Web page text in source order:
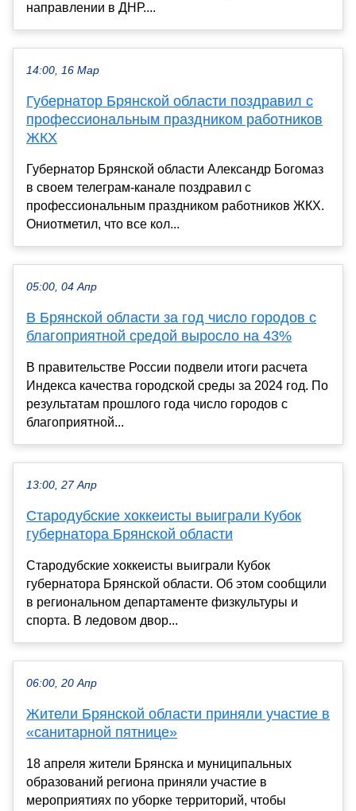
направлении в ДНР....
14:00, 16 Мар
Губернатор Брянской области поздравил с
профессиональным праздником работников
ЖКХ
Губернатор Брянской области Александр Богомаз
в своем телеграм-канале поздравил с
профессиональным праздником работников ЖКХ.
Ониотметил, что все кол...
05:00, 04 Апр
В Брянской области за год число городов с
благоприятной средой выросло на 43%
В правительстве России подвели итоги расчета
Индекса качества городской среды за 2024 год. По
результатам прошлого года число городов с
благоприятной...
13:00, 27 Апр
Стародубские хоккеисты выиграли Кубок
губернатора Брянской области
Стародубские хоккеисты выиграли Кубок
губернатора Брянской области. Об этом сообщили
в региональном департаменте физкультуры и
спорта. В ледовом двор...
06:00, 20 Апр
Жители Брянской области приняли участие в
«санитарной пятнице»
18 апреля жители Брянска и муниципальных
образований региона приняли участие в
мероприятиях по уборке территорий, чтобы